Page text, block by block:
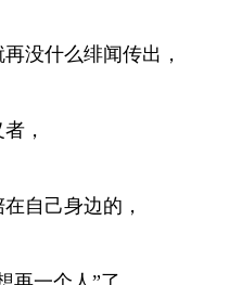
没什么绯闻传出，
，
自己身边的，